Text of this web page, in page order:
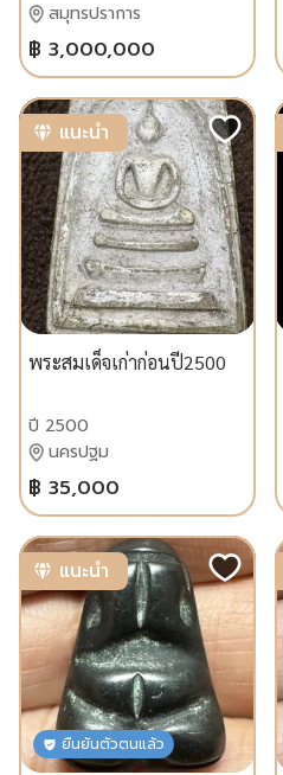
สมุทรปราการ
฿ 3,000,000
แนะนำ
พระสมเด็จเก่าก่อนปี2500
ปี 2500
นครปฐม
฿ 35,000
ยืนยันตัวตนแล้ว
แนะนำ